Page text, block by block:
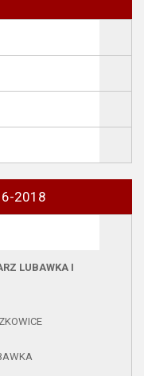
2018
LUBAWKA I